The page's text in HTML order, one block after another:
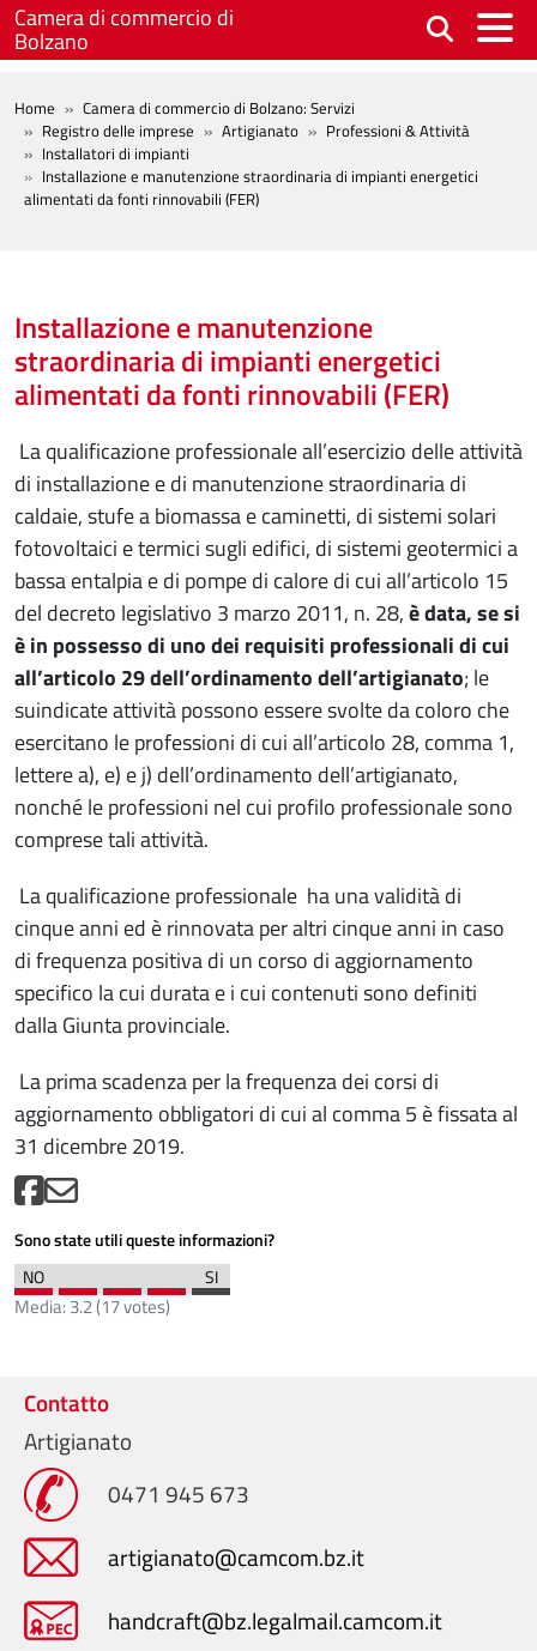
Salta al contenuto principale
Camera di commercio di
Bolzano
BREADCRUMB
Home
Camera di commercio di Bolzano: Servizi
Registro delle imprese
Artigianato
Professioni & Attività
Installatori di impianti
Installazione e manutenzione straordinaria di impianti energetici
alimentati da fonti rinnovabili (FER)
Installazione e manutenzione
straordinaria di impianti energetici
alimentati da fonti rinnovabili (FER)
La qualificazione professionale all’esercizio delle attività
di installazione e di manutenzione straordinaria di
caldaie, stufe a biomassa e caminetti, di sistemi solari
fotovoltaici e termici sugli edifici, di sistemi geotermici a
bassa entalpia e di pompe di calore di cui all’articolo 15
del decreto legislativo 3 marzo 2011, n. 28,è data, se si
è in possesso di uno dei requisiti professionali di cui
all’articolo 29 dell’ordinamento dell’artigianato; le
suindicate attività possono essere svolte da coloro che
esercitano le professioni di cui all’articolo 28, comma 1,
lettere a), e) e j) dell’ordinamento dell’artigianato,
nonché le professioni nel cui profilo professionale sono
comprese tali attività.
La qualificazione professionale ha una validità di
cinque anni ed è rinnovata per altri cinque anni in caso
di frequenza positiva di un corso di aggiornamento
specifico la cui durata e i cui contenuti sono definiti
dalla Giunta provinciale.
La prima scadenza per la frequenza dei corsi di
aggiornamento obbligatori di cui al comma 5 è fissata al
31 dicembre 2019.
Sono state utili queste informazioni?
Media:3.2(17votes)
Contatto
Artigianato
0471 945 673
artigianato@camcom.bz.it
handcraft@bz.legalmail.camcom.it